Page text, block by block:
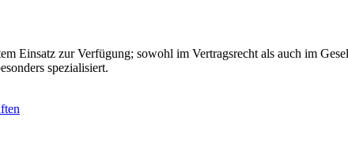
Einsatz zur Verfügung; sowohl im Vertragsrecht als auch im
spezialisiert.